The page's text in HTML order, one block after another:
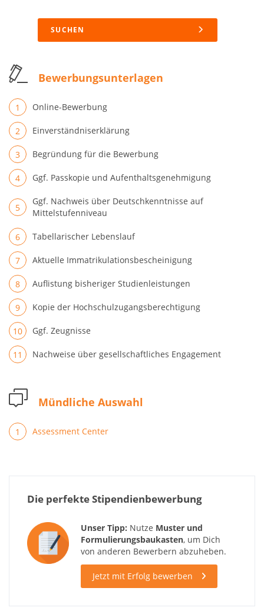
SUCHEN
Bewerbungsunterlagen
Online-Bewerbung
Einverständniserklärung
Begründung für die Bewerbung
Ggf. Passkopie und Aufenthaltsgenehmigung
Ggf. Nachweis über Deutschkenntnisse auf
Mittelstufenniveau
Tabellarischer Lebenslauf
Aktuelle Immatrikulationsbescheinigung
Auflistung bisheriger Studienleistungen
Kopie der Hochschulzugangsberechtigung
Ggf. Zeugnisse
Nachweise über gesellschaftliches Engagement
Mündliche Auswahl
Assessment Center
Die perfekte Stipendienbewerbung
Unser Tipp: Nutze Muster und
Formulierungsbaukasten, um Dich
von anderen Bewerbern abzuheben.
Jetzt mit Erfolg bewerben